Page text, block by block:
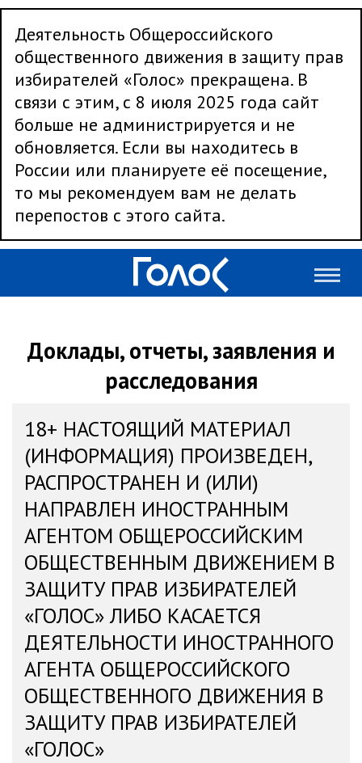
Деятельность Общероссийского
общественного движения в защиту прав
избирателей «Голос» прекращена. В
связи с этим, с 8 июля 2025 года сайт
больше не администрируется и не
обновляется. Если вы находитесь в
России или планируете её посещение,
то мы рекомендуем вам не делать
перепостов с этого сайта.
Доклады, отчеты, заявления и
расследования
18+ НАСТОЯЩИЙ МАТЕРИАЛ
(ИНФОРМАЦИЯ) ПРОИЗВЕДЕН,
РАСПРОСТРАНЕН И (ИЛИ)
НАПРАВЛЕН ИНОСТРАННЫМ
АГЕНТОМ ОБЩЕРОССИЙСКИМ
ОБЩЕСТВЕННЫМ ДВИЖЕНИЕМ В
ЗАЩИТУ ПРАВ ИЗБИРАТЕЛЕЙ
«ГОЛОС» ЛИБО КАСАЕТСЯ
ДЕЯТЕЛЬНОСТИ ИНОСТРАННОГО
АГЕНТА ОБЩЕРОССИЙСКОГО
ОБЩЕСТВЕННОГО ДВИЖЕНИЯ В
ЗАЩИТУ ПРАВ ИЗБИРАТЕЛЕЙ
«ГОЛОС»